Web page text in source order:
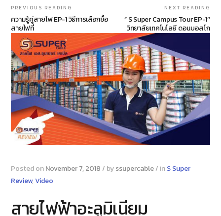
PREVIOUS READING
ความรู้คู่สายไฟ EP-1 วิธีการเลือกซื้อ
สายไฟที่
NEXT READING
‘’ S Super Campus Tour EP-1‘’
วิทยาลัยเทคโนโลยี ดอนบอสโก
Posted onNovember 7, 2018 / byssupercable/ inS Super
Review,Video
สายไฟฟ้าอะลูมิเนียม